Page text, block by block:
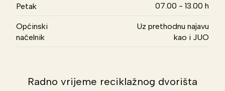
Petak 07.00 - 13.00 h
Općinski
načelnik
Uz prethodnu najavu
kao i JUO
Radno vrijeme reciklažnog dvorišta